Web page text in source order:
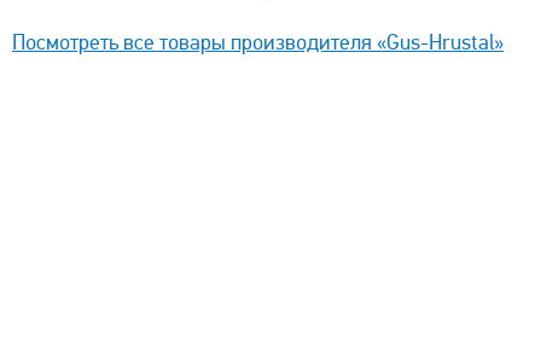
Посмотреть все товары производителя «Gus-Hrustal»